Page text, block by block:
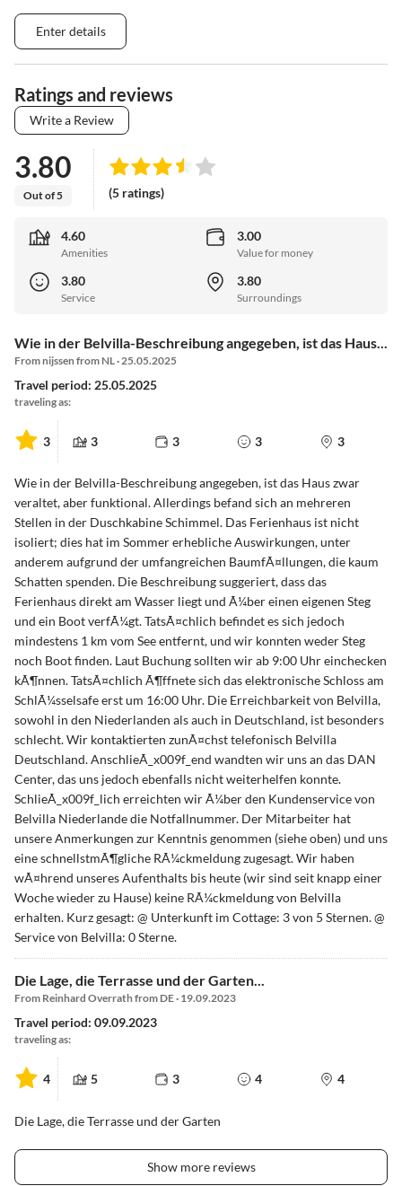
Enter details
Ratings and reviews
Write a Review
3.80
Out of 5 (5 ratings)
4.60
Amenities
3.00
Value for money
3.80
Service
3.80
Surroundings
Wie in der Belvilla-Beschreibung angegeben, ist das Haus...
From nijssen from NL · 25.05.2025
Travel period: 25.05.2025
traveling as:
3 3 3 3 3
Wie in der Belvilla-Beschreibung angegeben, ist das Haus zwar
veraltet, aber funktional. Allerdings befand sich an mehreren
Stellen in der Duschkabine Schimmel. Das Ferienhaus ist nicht
isoliert; dies hat im Sommer erhebliche Auswirkungen, unter
anderem aufgrund der umfangreichen BaumfÃ¤llungen, die kaum
Schatten spenden. Die Beschreibung suggeriert, dass das
Ferienhaus direkt am Wasser liegt und Ã¼ber einen eigenen Steg
und ein Boot verfÃ¼gt. TatsÃ¤chlich befindet es sich jedoch
mindestens 1 km vom See entfernt, und wir konnten weder Steg
noch Boot finden. Laut Buchung sollten wir ab 9:00 Uhr einchecken
kÃ¶nnen. TatsÃ¤chlich Ã¶ffnete sich das elektronische Schloss am
SchlÃ¼sselsafe erst um 16:00 Uhr. Die Erreichbarkeit von Belvilla,
sowohl in den Niederlanden als auch in Deutschland, ist besonders
schlecht. Wir kontaktierten zunÃ¤chst telefonisch Belvilla
Deutschland. AnschlieÃ_x009f_end wandten wir uns an das DAN
Center, das uns jedoch ebenfalls nicht weiterhelfen konnte.
SchlieÃ_x009f_lich erreichten wir Ã¼ber den Kundenservice von
Belvilla Niederlande die Notfallnummer. Der Mitarbeiter hat
unsere Anmerkungen zur Kenntnis genommen (siehe oben) und uns
eine schnellstmÃ¶gliche RÃ¼ckmeldung zugesagt. Wir haben
wÃ¤hrend unseres Aufenthalts bis heute (wir sind seit knapp einer
Woche wieder zu Hause) keine RÃ¼ckmeldung von Belvilla
erhalten. Kurz gesagt: @ Unterkunft im Cottage: 3 von 5 Sternen. @
Service von Belvilla: 0 Sterne.
Die Lage, die Terrasse und der Garten...
From Reinhard Overrath from DE · 19.09.2023
Travel period: 09.09.2023
traveling as:
4 5 3 4 4
Die Lage, die Terrasse und der Garten
Show more reviews